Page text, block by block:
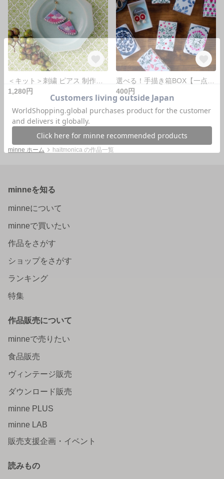
1,280円
400円
minne ホーム haitmonica の作品一覧
minneを知る
minneについて
minneで買いたい
作品をさがす
ショップをさがす
ランキング
特集
作品販売について
minneで売りたい
食品販売
ヴィンテージ販売
ダウンロード販売
minne PLUS
minne LAB
販売支援企画・イベント
読みもの